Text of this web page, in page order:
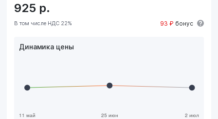
925 р.
В том числе НДС 22% 93 ₽ бонус
Динамика цены